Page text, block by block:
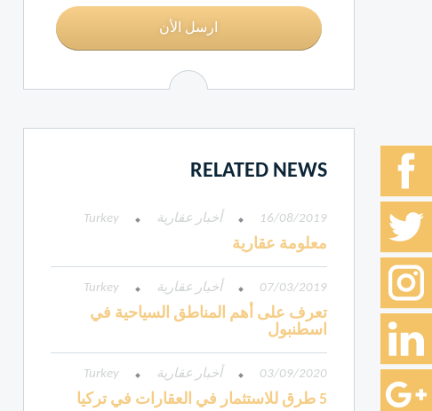
ارسل الأن
RELATED NEWS
16/08/2019 أخبار عقارية Turkey
معلومة عقارية
07/03/2019 أخبار عقارية Turkey
تعرف على أهم المناطق السياحية في
اسطنبول
03/09/2020 أخبار عقارية Turkey
5 طرق للاستثمار في العقارات في تركيا